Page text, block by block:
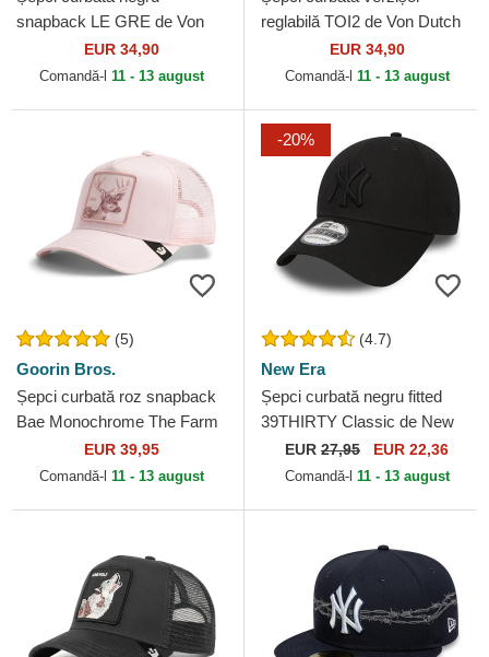
snapback LE GRE de Von
EUR 34,90
Comandă-l 11 - 13 august
reglabilă TOI2 de Von Dutch
EUR 34,90
Comandă-l 11 - 13 august
(5)
Goorin Bros.
Șepci curbată roz snapback
Bae Monochrome The Farm
Goorin Bros.EUR 39,95
Comandă-l 11 - 13 august
-20%
(4.7)
New Era
Șepci curbată negru fitted
39THIRTY Classic de New
York Yankees MLB de New
Era
EUR 27,95 EUR 22,36
Comandă-l 11 - 13 august